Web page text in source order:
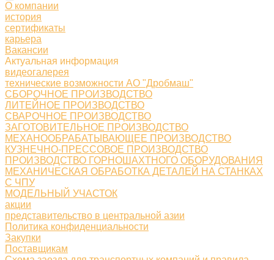
О компании
история
сертификаты
карьера
Вакансии
Актуальная информация
видеогалерея
технические возможности АО "Дробмаш"
СБОРОЧНОЕ ПРОИЗВОДСТВО
ЛИТЕЙНОЕ ПРОИЗВОДСТВО
СВАРОЧНОЕ ПРОИЗВОДСТВО
ЗАГОТОВИТЕЛЬНОЕ ПРОИЗВОДСТВО
МЕХАНООБРАБАТЫВАЮЩЕЕ ПРОИЗВОДСТВО
КУЗНЕЧНО-ПРЕССОВОЕ ПРОИЗВОДСТВО
ПРОИЗВОДСТВО ГОРНОШАХТНОГО ОБОРУДОВАНИЯ
МЕХАНИЧЕСКАЯ ОБРАБОТКА ДЕТАЛЕЙ НА СТАНКАХ
С ЧПУ
МОДЕЛЬНЫЙ УЧАСТОК
акции
представительство в центральной азии
Политика конфиденциальности
Закупки
Поставщикам